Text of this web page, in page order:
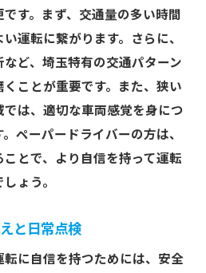
ドライバー克服法仲間と共
性とその見つけ方
よるモチベーション向上
報交換で得られる知識
バー卒業を目指すコミュニ
ライバーとの交流の場
埼玉県でペーパードライバ
す。まず、交通量の多い時間
運転に繋がります。さらに、
ど、埼玉特有の交通パターン
ことが重要です。また、狭い
は、適切な車両感覚を身につ
ペーパードライバーの方は、
とで、より自信を持って運転
ょう。
と日常点検
に自信を持つためには、安全